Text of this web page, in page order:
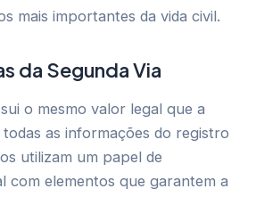
mais importantes da vida civil.
da Segunda Via
o mesmo valor legal que a
as informações do registro
utilizam um papel de
com elementos que garantem a